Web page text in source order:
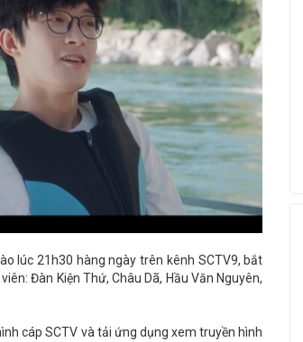
lúc 21h30 hàng ngày trên kênh SCTV9, bắt
Đàn Kiện Thứ, Châu Dã, Hầu Văn Nguyên,
cáp SCTV và tải ứng dụng xem truyền hình